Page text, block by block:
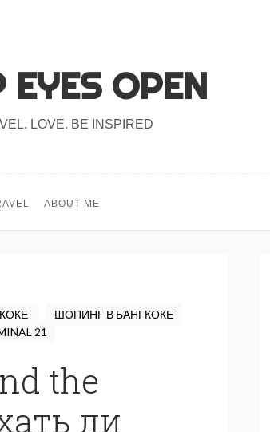
EYES OPEN
LOVE. BE INSPIRED
ABOUT ME
ШОПИНГ В БАНГКОКЕ
21
the
ли